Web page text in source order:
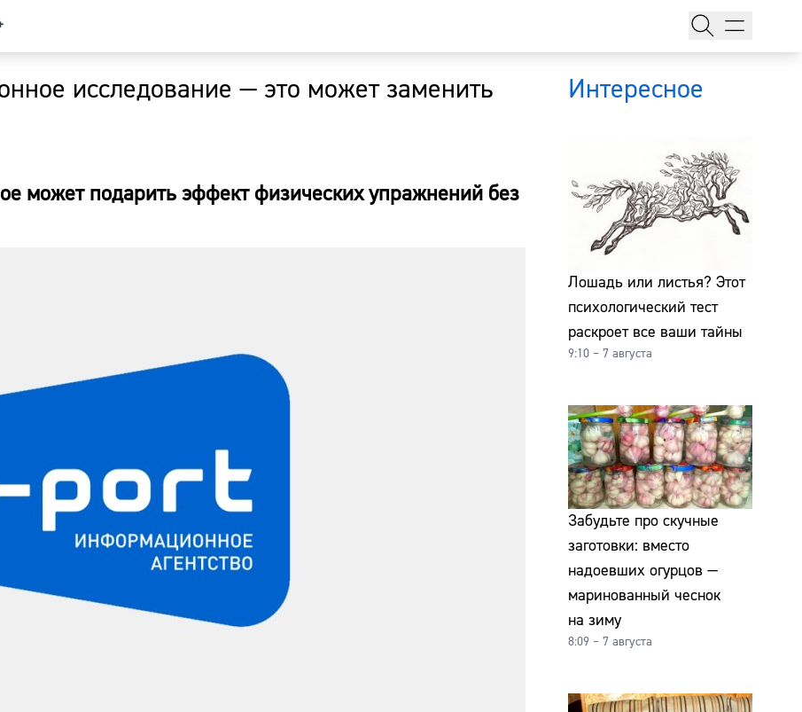
исследование — это может заменить
может подарить эффект физических упражнений без
Интересное
Лошадь или листья? Этот
психологический тест
раскроет все ваши тайны
9:10 – 7 августа
Забудьте про скучные
заготовки: вместо
надоевших огурцов —
маринованный чеснок
на зиму
8:09 – 7 августа
Наши гости